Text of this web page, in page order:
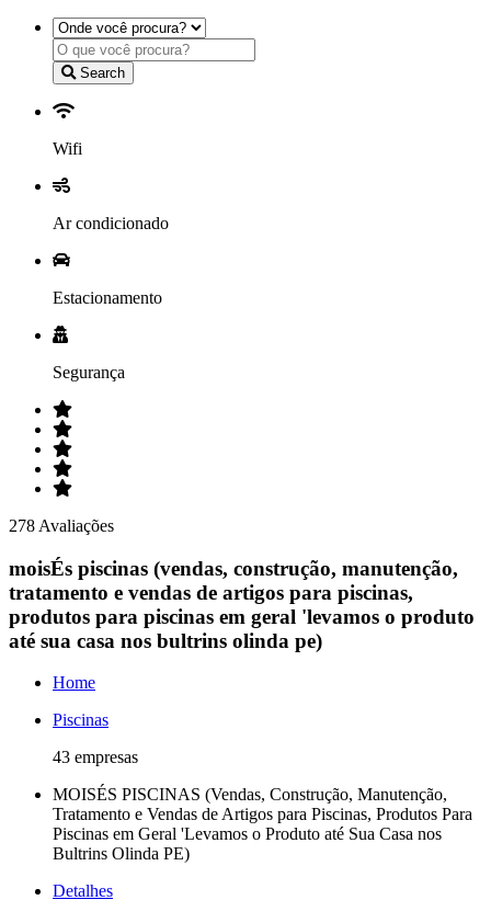
Search
Wifi
Ar condicionado
Estacionamento
Segurança
278 Avaliações
moisÉs piscinas (vendas, construção, manutenção,
tratamento e vendas de artigos para piscinas,
produtos para piscinas em geral 'levamos o produto
até sua casa nos bultrins olinda pe)
Home
Piscinas
43 empresas
MOISÉS PISCINAS (Vendas, Construção, Manutenção,
Tratamento e Vendas de Artigos para Piscinas, Produtos Para
Piscinas em Geral 'Levamos o Produto até Sua Casa nos
Bultrins Olinda PE)
Detalhes